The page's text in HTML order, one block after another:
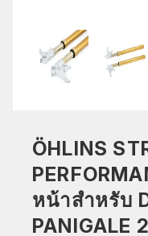
ÖHLINS
หน้าสำหรับ
PANIGALE